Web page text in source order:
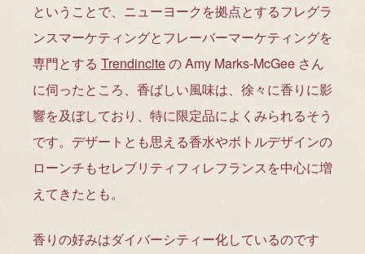
ということで、ニューヨークを拠点とするフレグラ
ンスマーケティングとフレーバーマーケティングを
専門とする Trendinciteの Amy Marks-McGee さん
に伺ったところ、香ばしい風味は、徐々に香りに影
響を及ぼしており、特に限定品によくみられるそう
です。デザートとも思える香水やボトルデザインの
ローンチもセレブリティフィレフランスを中心に増
えてきたとも。
香りの好みはダイバーシティー化しているのです